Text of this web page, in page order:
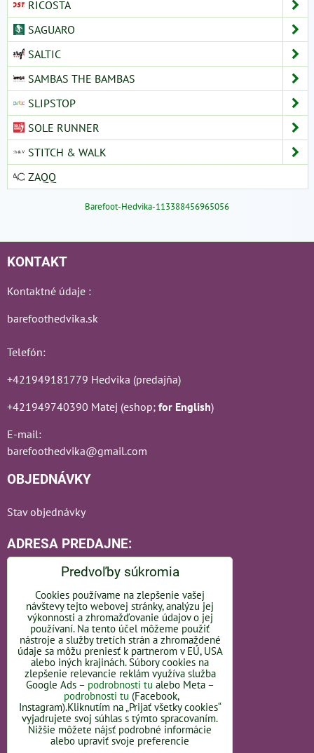
RICOSTA
SAGUARO
SALTIC
SAMBAS THE BAMBAS
SLIPSTOP
SOLE RUNNER
STITCH & WALK
ZAQQ
Barefoot-Hedvika-113388456965056
KONTAKT
Kontaktné údaje :
barefoothedvika.sk
Telefón:
+421949181779 Hedvika (predajňa)
+421949740390 Matej (eshop; for English)
E-mail:
barefoothedvika@gmail.com
OBJEDNÁVKY
Stav objednávky
ADRESA PREDAJNE:
Bratislavská 110
92101 Piešťany
Slovakia
OTVÁRACIE HODINY -LINK
Predvoľby súkromia
Cookies používame na zlepšenie vašej
návštevy tejto webovej stránky, analýzu jej
výkonnosti a zhromažďovanie údajov o jej
používaní. Na tento účel môžeme použiť
nástroje a služby tretích strán a zhromaždené
údaje sa môžu preniesť k partnerom v EÚ, USA
alebo iných krajinách. Súbory cookies na
zlepšenie relevancie reklám využíva služba
Google Ads – podrobnosti tu alebo Meta –
podrobnosti tu (Facebook,
Instagram).Kliknutím na „Prijať všetky cookies“
vyjadrujete svoj súhlas s týmto spracovaním.
Nižšie môžete nájsť podrobné informácie
alebo upraviť svoje preferencie